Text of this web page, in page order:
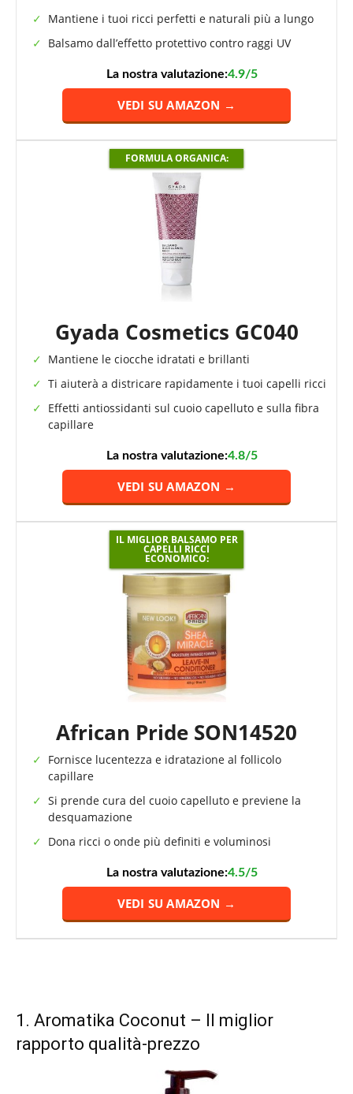
Mantiene i tuoi ricci perfetti e naturali più a lungo
Balsamo dall’effetto protettivo contro raggi UV
La nostra valutazione:4.9/5
VEDI SU AMAZON →
FORMULA ORGANICA:
Gyada Cosmetics GC040
Mantiene le ciocche idratati e brillanti
Ti aiuterà a districare rapidamente i tuoi capelli ricci
Effetti antiossidanti sul cuoio capelluto e sulla fibra
capillare
La nostra valutazione:4.8/5
VEDI SU AMAZON →
IL MIGLIOR BALSAMO PER
CAPELLI RICCI
ECONOMICO:
African Pride SON14520
Fornisce lucentezza e idratazione al follicolo
capillare
Si prende cura del cuoio capelluto e previene la
desquamazione
Dona ricci o onde più definiti e voluminosi
La nostra valutazione:4.5/5
VEDI SU AMAZON →
1. Aromatika Coconut – Il miglior
rapporto qualità-prezzo